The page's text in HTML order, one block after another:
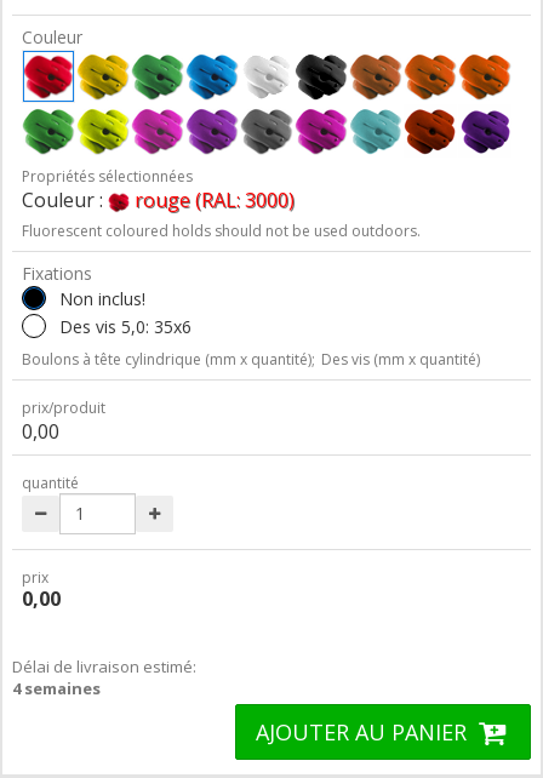
Couleur
Propriétés sélectionnées
Couleur : rouge (RAL: 3000)
Fluorescent coloured holds should not be used outdoors.
Fixations
Non inclus!
Des vis 5,0: 35x6
Boulons à tête cylindrique (mm x quantité); Des vis (mm x quantité)
prix/produit
0,00
quantité
prix
0,00
Délai de livraison estimé:
4 semaines
AJOUTER AU PANIER